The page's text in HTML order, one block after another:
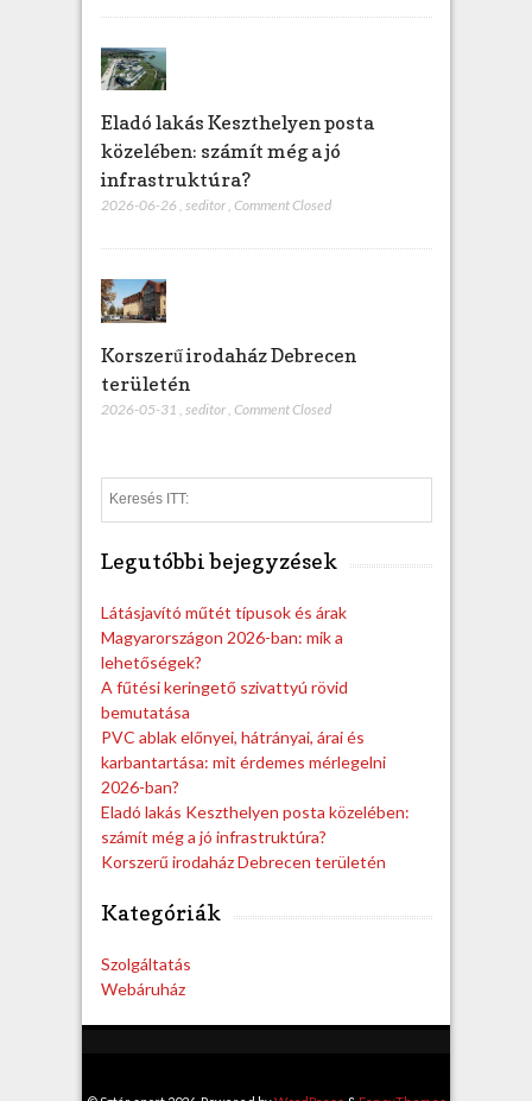
Eladó lakás Keszthelyen posta
közelében: számít még a jó
infrastruktúra?
2026-06-26 , seditor, Comment Closed
Korszerű irodaház Debrecen
területén
2026-05-31 seditor Comment Closed
e
Legutóbbi bejegyzések
Látásjavító műtét típusok és árak
Magyarországon 2026-ban: mik a
lehetőségek?
A fűtési keringető szivattyú rövid
bemutatása
PVC ablak előnyei, hátrányai, árai és
karbantartása: mit érdemes mérlegelni
2026-ban?
Eladó lakás Keszthelyen posta közelében:
számít még a jó infrastruktúra?
Korszerű irodaház Debrecen területén
Kategóriák
Szolgáltatás
Webáruház